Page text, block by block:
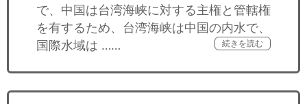
で、中国は台湾海峡に対する主権と管轄権
を有するため、台湾海峡は中国の内水で、
国際水域は ……
続きを読む